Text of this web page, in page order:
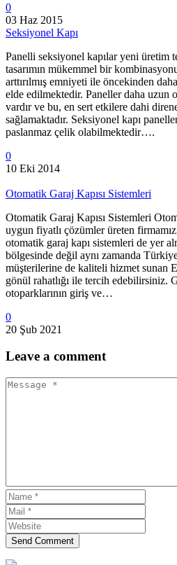
0
03 Haz 2015
Seksiyonel Kapı
Panelli seksiyonel kapılar yeni üretim
tasarımın mükemmel bir
arttırılmış emniyeti ile öncekinden
elde edilmektedir. Paneller daha uzun
vardır ve bu, en sert etkilere dahi
sağlamaktadır. Seksiyonel kapı
paslanmaz çelik olabilmektedir….
0
10 Eki 2014
Otomatik Garaj Kapısı Sistemleri
Otomatik Garaj Kapısı Sistemleri
uygun fiyatlı çözümler üreten
otomatik garaj kapı sistemleri de yer
bölgesinde değil aynı zamanda
müşterilerine de kaliteli hizmet sunan
gönül rahatlığı ile tercih edebilirsiniz.
otoparklarının giriş ve…
0
20 Şub 2021
Leave a comment
Send Comment